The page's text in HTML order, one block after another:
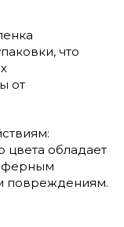
что
от
цвета обладает
повреждениям.